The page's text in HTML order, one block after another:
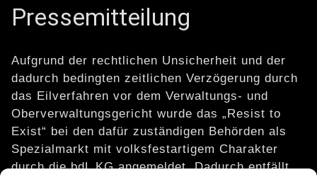
Pressemitteilung
Aufgrund der rechtlichen Unsicherheit und der
dadurch bedingten zeitlichen Verzögerung durch
das Eilverfahren vor dem Verwaltungs- und
Oberverwaltungsgericht wurde das „Resist to
Exist“ bei den dafür zuständigen Behörden als
Spezialmarkt mit volksfestartigem Charakter
durch die bdL KG angemeldet. Dadurch entfällt